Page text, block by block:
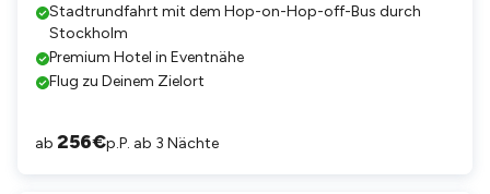
Stadtrundfahrt mit dem Hop-on-Hop-off-Bus durch
Stockholm
Premium Hotel in Eventnähe
Flug zu Deinem Zielort
ab 256€p.P. ab 3 Nächte